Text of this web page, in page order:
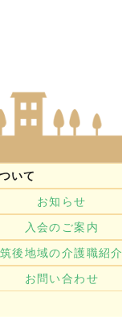
いて
お知らせ
入会のご案内
筑後地域の介護職紹
お問い合わせ